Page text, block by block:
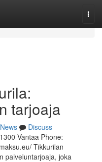
tarjoaja
News
Discuss
Vantaa Phone:
Tikkurilan
palveluntarjoaja, joka